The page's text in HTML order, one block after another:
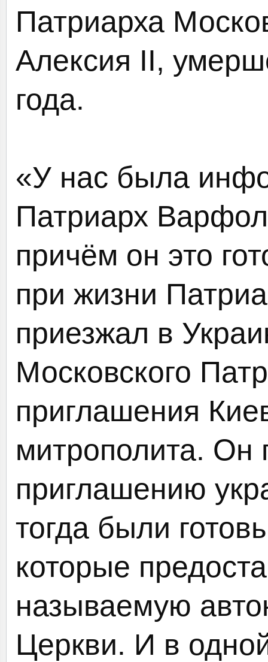
Патриарха
Алексия II,
года.
«У нас была
Патриарх
причём он это
при жизни
приезжал в
Московского
приглашения
митрополита. Он
приглашению
тогда были
которые
называемую
Церкви. И в